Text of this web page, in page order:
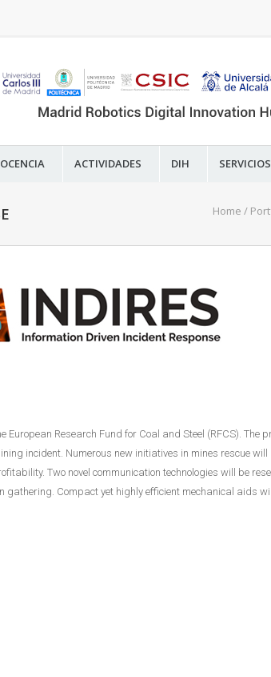
ACTIVIDADES DIH SERVICIOS
Home /
Research Fund for Coal and Steel (RFCS).
incident. Numerous new initiatives in mines rescue
Two novel communication technologies will be
Compact yet highly efficient mechanical aids